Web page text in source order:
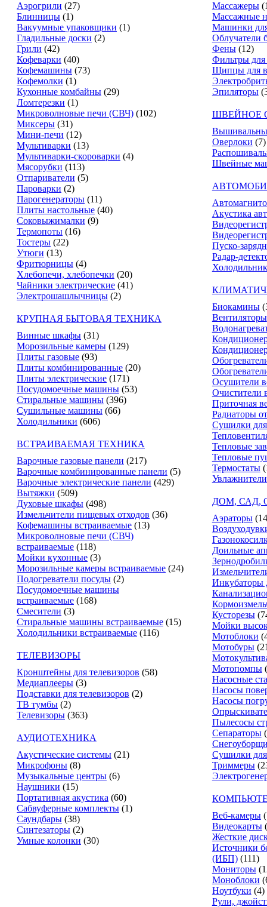
Аэрогрили (27)
Блинницы (1)
Вакуумные упаковщики (1)
Гладильные доски (2)
Грили (42)
Кофеварки (40)
Кофемашины (73)
Кофемолки (1)
Кухонные комбайны (29)
Ломтерезки (1)
Микроволновые печи (СВЧ) (102)
Миксеры (31)
Мини-печи (12)
Мультиварки (13)
Мультиварки-скороварки (4)
Мясорубки (113)
Отпариватели (5)
Пароварки (2)
Парогенераторы (11)
Плиты настольные (40)
Соковыжималки (9)
Термопоты (16)
Тостеры (22)
Утюги (13)
Фритюрницы (4)
Хлебопечи, хлебопечки (20)
Чайники электрические (41)
Электрошашлычницы (2)
КРУПНАЯ БЫТОВАЯ ТЕХНИКА
Винные шкафы (31)
Морозильные камеры (129)
Плиты газовые (93)
Плиты комбинированные (20)
Плиты электрические (171)
Посудомоечные машины (53)
Стиральные машины (396)
Сушильные машины (66)
Холодильники (606)
ВСТРАИВАЕМАЯ ТЕХНИКА
Варочные газовые панели (217)
Варочные комбинированные панели (5)
Варочные электрические панели (429)
Вытяжки (509)
Духовые шкафы (498)
Измельчители пищевых отходов (36)
Кофемашины встраиваемые (13)
Микроволновые печи (СВЧ)
встраиваемые (118)
Мойки кухонные (3)
Морозильные камеры встраиваемые (24)
Подогреватели посуды (2)
Посудомоечные машины
встраиваемые (168)
Смесители (3)
Стиральные машины встраиваемые (15)
Холодильники встраиваемые (116)
ТЕЛЕВИЗОРЫ
Кронштейны для телевизоров (58)
Медиаплееры (3)
Подставки для телевизоров (2)
ТВ тумбы (2)
Телевизоры (363)
АУДИОТЕХНИКА
Акустические системы (21)
Микрофоны (8)
Музыкальные центры (6)
Наушники (15)
Портативная акустика (60)
Сабвуферные комплекты (1)
Саундбары (38)
Синтезаторы (2)
Умные колонки (30)
Массажеры
Массажные
Машинки
Облучатели
Фены (12)
Фильтры
Щипцы для
Эпиляторы
ШВЕЙНОЕ
Оверлоки (7)
Швейные
Акустика
Пуско-
Радар-
Биокамины
Вентиляторы
Осушители
Очистители
Приточная
Радиаторы
Сушилки
Тепловые
Тепловые
Термостаты
ДОМ, САД,
Аэраторы
Доильные
Инкубаторы
Кусторезы
Мойки
Мотоблоки
Мотобуры
Мотопомпы
Насосные
Насосы
Насосы
Пылесосы
Сепараторы
Сушилки
Триммеры
Веб-камеры
Видеокарты
Жесткие
Источники
(ИБП) (111)
Мониторы
Моноблоки
Ноутбуки (4)
Рули,